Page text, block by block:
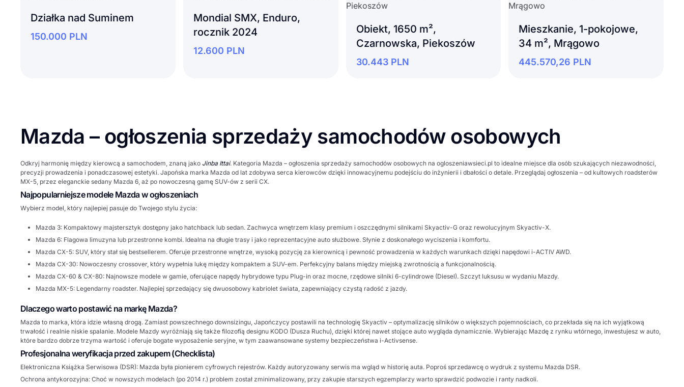
Działka nad Suminem
150.000 PLN
Mondial SMX, Enduro,
rocznik 2024
12.600 PLN
Obiekt, 1650 m²,
Czarnowska, Piekoszów
30.443 PLN
Mieszkanie, 1-pokojowe,
34 m², Mrągowo
445.570,26 PLN
Mazda – ogłoszenia sprzedaży samochodów osobowych
Odkryj harmonię między kierowcą a samochodem, znaną jako Jinba Ittai. Kategoria Mazda – ogłoszenia sprzedaży samochodów osobowych na ogloszeniawsieci.pl to idealne miejsce dla osób szukających niezawodności,
precyzji prowadzenia i ponadczasowej estetyki. Japońska marka Mazda od lat zdobywa serca kierowców dzięki innowacyjnemu podejściu do inżynierii i dbałości o detale. Przeglądaj ogłoszenia – od kultowych roadsterów
MX-5, przez eleganckie sedany Mazda 6, aż po nowoczesną gamę SUV-ów z serii CX.
Najpopularniejsze modele Mazda w ogłoszeniach
Wybierz model, który najlepiej pasuje do Twojego stylu życia:
Mazda 3: Kompaktowy majstersztyk dostępny jako hatchback lub sedan. Zachwyca wnętrzem klasy premium i oszczędnymi silnikami Skyactiv-G oraz rewolucyjnym Skyactiv-X.
Mazda 6: Flagowa limuzyna lub przestronne kombi. Idealna na długie trasy i jako reprezentacyjne auto służbowe. Słynie z doskonałego wyciszenia i komfortu.
Mazda CX-5: SUV, który stał się bestsellerem. Oferuje przestronne wnętrze, wysoką pozycję za kierownicą i pewność prowadzenia w każdych warunkach dzięki napędowi i-ACTIV AWD.
Mazda CX-30: Nowoczesny crossover, który wypełnia lukę między kompaktem a SUV-em. Perfekcyjny balans między miejską zwrotnością a funkcjonalnością.
Mazda CX-60 & CX-80: Najnowsze modele w gamie, oferujące napędy hybrydowe typu Plug-in oraz mocne, rzędowe silniki 6-cylindrowe (Diesel). Szczyt luksusu w wydaniu Mazdy.
Mazda MX-5: Legendarny roadster. Najlepiej sprzedający się dwuosobowy kabriolet świata, zapewniający czystą radość z jazdy.
Dlaczego warto postawić na markę Mazda?
Mazda to marka, która idzie własną drogą. Zamiast powszechnego downsizingu, Japończycy postawili na technologię Skyactiv – optymalizację silników o większych pojemnościach, co przekłada się na ich wyjątkową
trwałość i realnie niskie spalanie. Modele Mazdy wyróżniają się także filozofią designu KODO (Dusza Ruchu), dzięki której nawet stojące auto wygląda dynamicznie. Wybierając Mazdę z rynku wtórnego, inwestujesz w auto,
które bardzo dobrze trzyma wartość i oferuje bogate wyposażenie seryjne, w tym zaawansowane systemy bezpieczeństwa i-Activsense.
Profesjonalna weryfikacja przed zakupem (Checklista)
Elektroniczna Książka Serwisowa (DSR): Mazda była pionierem cyfrowych rejestrów. Każdy autoryzowany serwis ma wgląd w historię auta. Poproś sprzedawcę o wydruk z systemu Mazda DSR.
Ochrona antykorozyjna: Choć w nowszych modelach (po 2014 r.) problem został zminimalizowany, przy zakupie starszych egzemplarzy warto sprawdzić podwozie i ranty nadkoli.